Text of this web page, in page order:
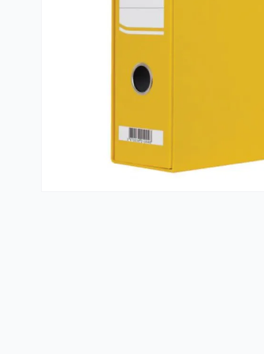
Kante i vreće za smeće
Hotelski asortiman